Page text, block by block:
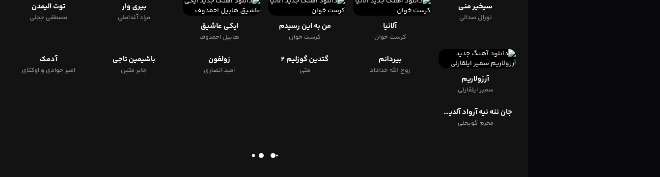
سیخیر منی
تورال صدالی
آلانیا
کرست خوان
من به این رسیدم
کرست خوان
ایکی عاشیق
هابیل احمدوف
بیری وار
مراد آغداملی
توت الیمدن
مصطفی ججلی
آرزولاریم
سمیر ایلقارلی
بیردانم
روح الله خداداد
گتدین گوزلیم ۲
متی
زولفون
امید انصاری
باشیمین تاجی
جابر متین
آدمک
امیر جوادی و اوکتای
جان ننه نیه آرواد آلدین منه
محرم گویجلی